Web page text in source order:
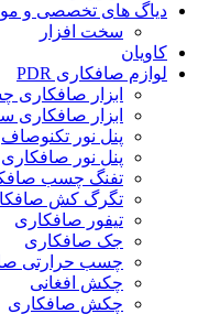
دیاگ های تخصصی و
سخت افزار
کاویان
لوازم صافکاری PDR
ابزار صافکاری
ابزار صافکاری
پنل نور تکنوصاف
پنل نور صافکاری
تفنگ چسب
تگرگ کش
تیفور صافکاری
جک صافکاری
چسب حرارتی
چکش افغانی
چکش صافکاری